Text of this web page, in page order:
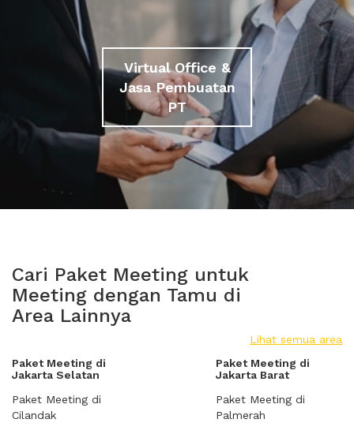
Virtual Office &
Jasa Pembuatan
PT
Cari Paket Meeting untuk
Meeting dengan Tamu di
Area Lainnya
Lihat semua area
Paket Meeting di
Jakarta Selatan
Paket Meeting di
Cilandak
Paket Meeting di
Jakarta Barat
Paket Meeting di
Palmerah